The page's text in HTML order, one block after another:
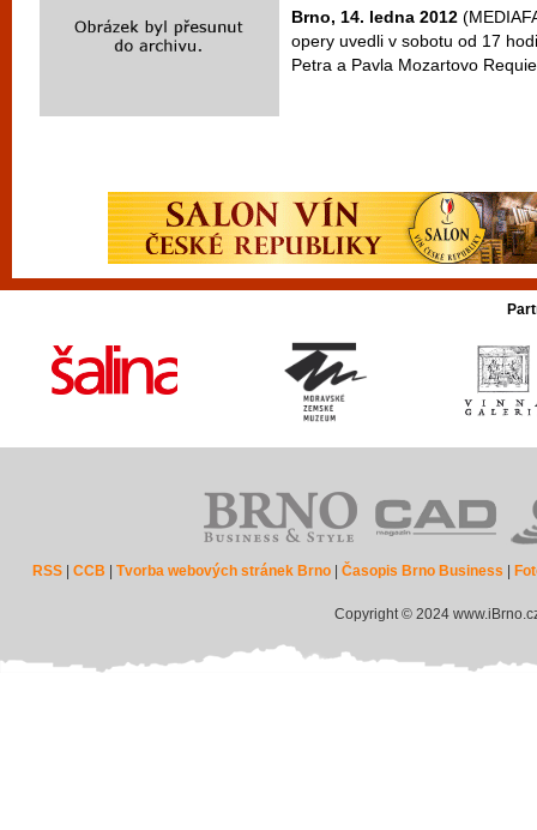
Brno, 14. ledna 2012
opery uvedli v sobotu od 17
Petra a Pavla Mozartovo
RSS |CCB |Tvorba webových stránek Brno |Časopis Brno Business
Copyright © 2024